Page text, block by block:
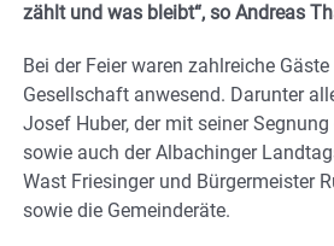
zählt und was bleibt“, so Andreas
Bei der Feier waren zahlreiche
Gesellschaft anwesend. Darunter
Josef Huber, der mit seiner
sowie auch der Albachinger
Wast Friesinger und Bürgermeister
sowie die Gemeinderäte.